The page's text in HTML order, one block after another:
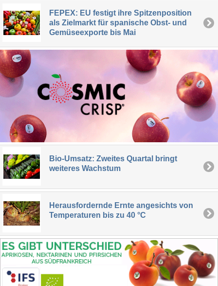
FEPEX: EU festigt ihre Spitzenposition
als Zielmarkt für spanische Obst- und
Gemüseexporte bis Mai
Bio-Umsatz: Zweites Quartal bringt
weiteres Wachstum
Herausfordernde Ernte angesichts von
Temperaturen bis zu 40 °C